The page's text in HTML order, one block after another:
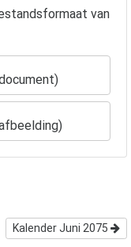
van
Kalender Juni 2075